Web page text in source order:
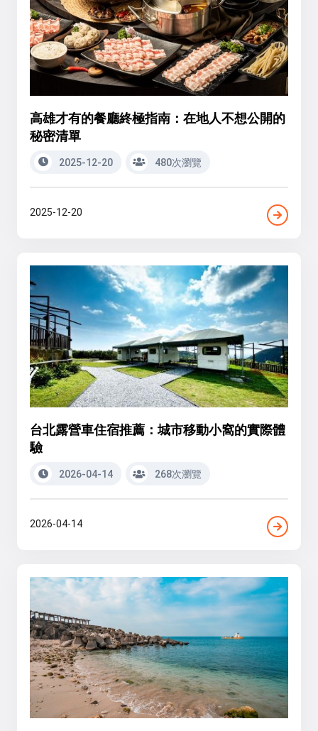
高雄才有的餐廳終極指南：在地人不想公開的
秘密清單
2025-12-20 480次瀏覽
2025-12-20
台北露營車住宿推薦：城市移動小窩的實際體
驗
2026-04-14 268次瀏覽
2026-04-14